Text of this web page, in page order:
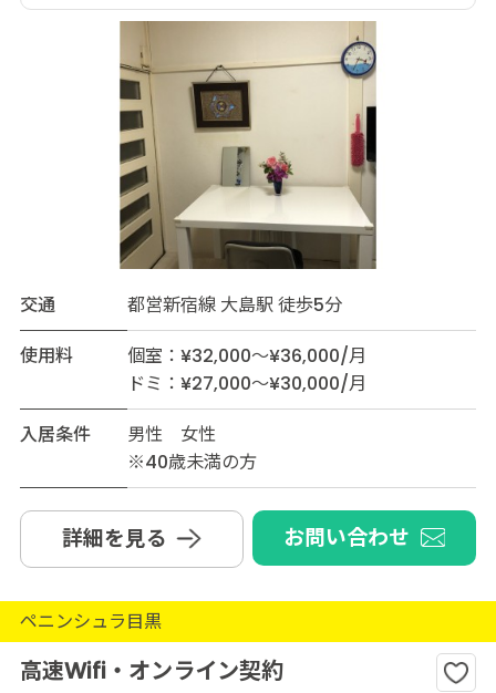
交通
都営新宿線 大島駅 徒歩5分
使用料
個室：¥32,000～¥36,000/月
ドミ：¥27,000～¥30,000/月
入居条件
男性 女性
※40歳未満の方
詳細を見る お問い合わせ
ペニンシュラ目黒
高速Wifi・オンライン契約